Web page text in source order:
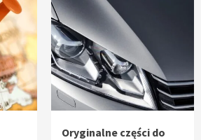
inteligencja wyprze pracę
w przyszłości?
aplikacji internetowych – jak
nowoczesne rozwiązania cyfrowe
Oryginalne części do